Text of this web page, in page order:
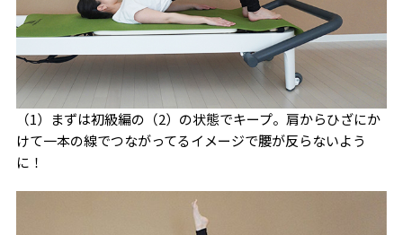
（1）まずは初級編の（2）の状態でキープ。肩からひざにか
けて一本の線でつながってるイメージで腰が反らないよう
に！